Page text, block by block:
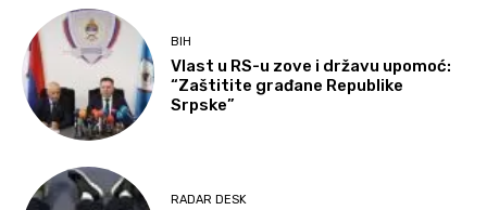
BIH
Vlast u RS-u zove i državu upomoć:
“Zaštitite građane Republike
Srpske”
RADAR DESK